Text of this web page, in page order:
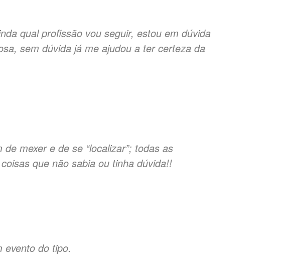
qual profissão vou seguir, estou em dúvida
sem dúvida já me ajudou a ter certeza da
mexer e de se “localizar”; todas as
que não sabia ou tinha dúvida!!
evento do tipo.